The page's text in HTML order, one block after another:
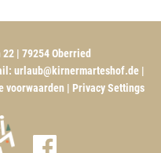
| 79254 Oberried
urlaub@kirnermarteshof.de|
voorwaarden | Privacy Settings